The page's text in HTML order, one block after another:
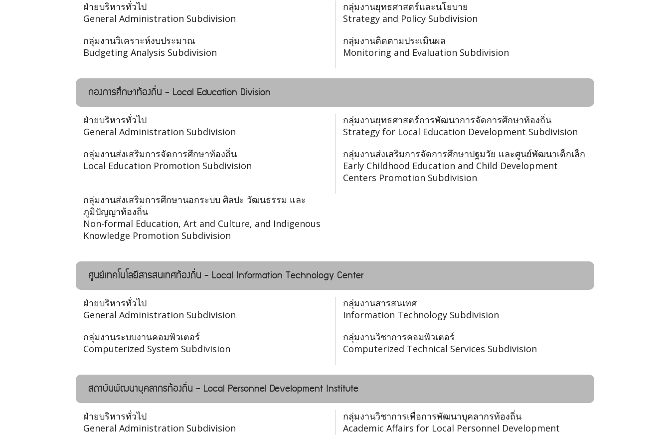
ฝ่ายบริหารทั่วไป
General Administration Subdivision
กลุ่มงานยุทธศาสตร์และนโยบาย
Strategy and Policy Subdivision
กลุ่มงานวิเคราะห์งบประมาณ
Budgeting Analysis Subdivision
กลุ่มงานติดตามประเมินผล
Monitoring and Evaluation Subdivision
กองการศึกษาท้องถิ่น - Local Education Division
ฝ่ายบริหารทั่วไป
General Administration Subdivision
กลุ่มงานยุทธศาสตร์การพัฒนาการจัดการศึกษาท้องถิ่น
Strategy for Local Education Development Subdivision
กลุ่มงานส่งเสริมการจัดการศึกษาท้องถิ่น
Local Education Promotion Subdivision
กลุ่มงานส่งเสริมการจัดการศึกษาปฐมวัย และศูนย์พัฒนาเด็กเล็ก
Early Childhood Education and Child Development
Centers Promotion Subdivision
กลุ่มงานส่งเสริมการศึกษานอกระบบ ศิลปะ วัฒนธรรม และ
ภูมิปัญญาท้องถิ่น
Non-formal Education, Art and Culture, and Indigenous
Knowledge Promotion Subdivision
ศูนย์เทคโนโลยีสารสนเทศท้องถิ่น - Local Information Technology Center
ฝ่ายบริหารทั่วไป
General Administration Subdivision
กลุ่มงานสารสนเทศ
Information Technology Subdivision
กลุ่มงานระบบงานคอมพิวเตอร์
Computerized System Subdivision
กลุ่มงานวิชาการคอมพิวเตอร์
Computerized Technical Services Subdivision
สถาบันพัฒนาบุคลากรท้องถิ่น - Local Personnel Development Institute
ฝ่ายบริหารทั่วไป
General Administration Subdivision
กลุ่มงานวิชาการเพื่อการพัฒนาบุคลากรท้องถิ่น
Academic Affairs for Local Personnel Development